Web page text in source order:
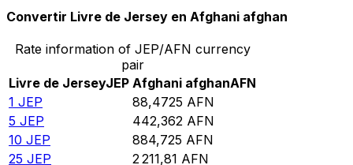
Convertir Livre de Jersey en Afghani afghan
Rate information of JEP/AFN currency
pair
Livre de JerseyJEP Afghani afghanAFN
1 JEP 88,4725 AFN
5 JEP 442,362 AFN
10 JEP 884,725 AFN
25 JEP 2 211,81 AFN